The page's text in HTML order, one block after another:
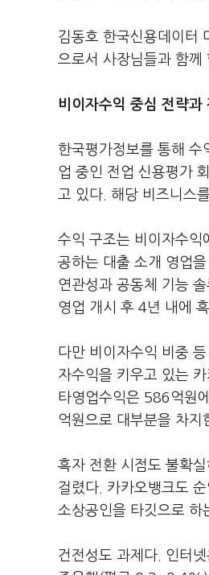
김동호 한국신용데이터
으로서 사장님들과 함께
비이자수익 중심 전략과
한국평가정보를 통해
업 중인 전업 신용평가
고 있다. 해당 비즈니스
수익 구조는 비이자수익
공하는 대출 소개 영업
연관성과 공동체 기능
영업 개시 후 4년 내에
다만 비이자수익 비중
자수익을 키우고 있는
타영업수익은 586억원
억원으로 대부분을 차지
흑자 전환 시점도 불확
걸렸다. 카카오뱅크도
소상공인을 타깃으로 하
건전성도 과제다. 인터